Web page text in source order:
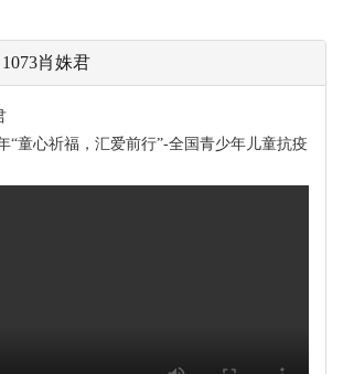
1073肖姝君
“童心祈福，汇爱前行”-全国青少年儿童抗疫